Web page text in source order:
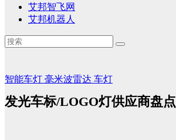
艾邦智飞网
艾邦机器人
智能车灯 毫米波雷达 车灯
发光车标/LOGO灯供应商盘点